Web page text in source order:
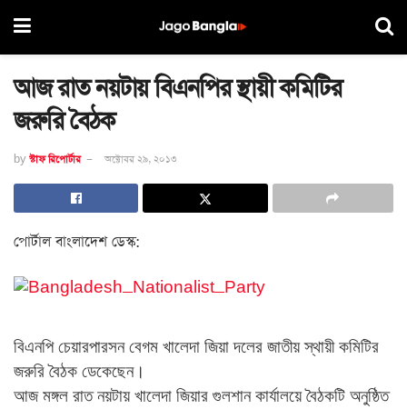
আজ রাত নয়টায় বিএনপির স্থায়ী কমিটির
জরুরি বৈঠক
by স্টাফ রিপোর্টার অক্টোবর ২৯, ২০১৩
পোর্টাল বাংলাদেশ ডেস্ক:
বিএনপি চেয়ারপারসন বেগম খালেদা জিয়া দলের জাতীয় স্থায়ী কমিটির
জরুরি বৈঠক ডেকেছেন।
আজ মঙ্গল রাত নয়টায় খালেদা জিয়ার গুলশান কার্যালয়ে বৈঠকটি অনুষ্ঠিত